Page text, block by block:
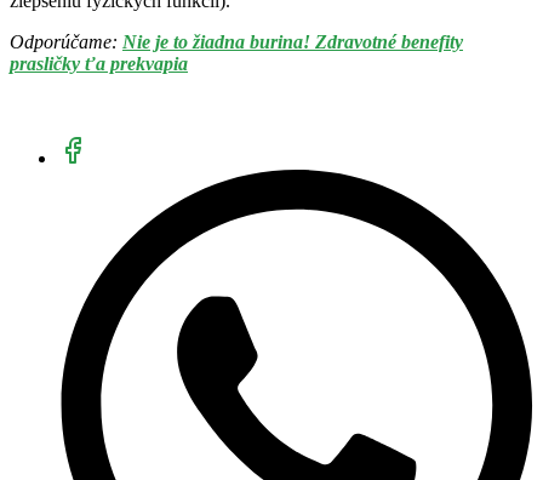
Odporúčame: Nie je to žiadna burina! Zdravotné benefity
prasličky ťa prekvapia